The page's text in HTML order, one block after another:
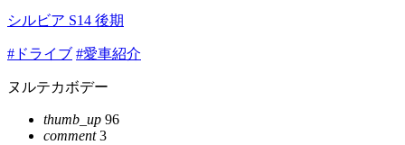
シルビア S14 後期
#ドライブ #愛車紹介
ヌルテカボデー
thumb_up 96
comment3